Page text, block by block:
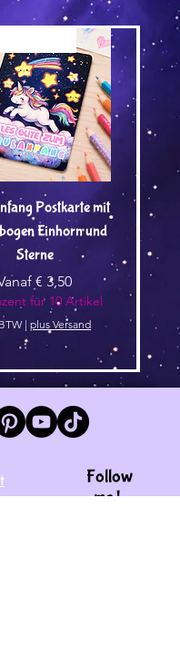
Postkarte mit
Einhorn und
Sterne
€ 3,50
für 10 Artikel
| plus Versand
Follow
me !